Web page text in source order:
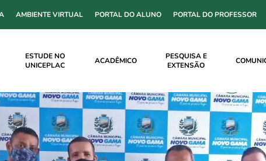
AMBIENTE VIRTUAL PORTAL DO ALUNO PORTAL DO PROFESSOR
ESTUDE NO
UNICEPLAC
ACADÊMICO
PESQUISA E
EXTENSÃO